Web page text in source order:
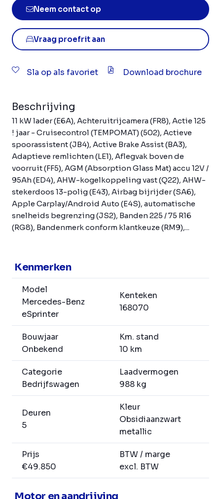
Neem contact op
Vraag proefrit aan
Sla op als favoriet Download brochure
Beschrijving
11 kW lader (E6A), Achteruitrijcamera (FR8), Actie 125
! jaar - Cruisecontrol (TEMPOMAT) (502), Actieve
spoorassistent (JB4), Active Brake Assist (BA3),
Adaptieve remlichten (LE1), Aflegvak boven de
voorruit (FF5), AGM (Absorption Glass Mat) accu 12V /
95Ah (ED4), AHW-kogelkoppeling vast (Q22), AHW-
stekerdoos 13-polig (E43), Airbag bijrijder (SA6),
Apple Carplay/Android Auto (E4S), automatische
snelheids begrenzing (JS2), Banden 225 / 75 R16
(RG8), Bandenmerk conform klantkeuze (RM9),...
Kenmerken
Model
Mercedes-Benz
eSprinter
Kenteken
168070
Bouwjaar
Onbekend
Km. stand
10 km
Categorie
Bedrijfswagen
Laadvermogen
988 kg
Deuren
5
Kleur
Obsidiaanzwart
metallic
Prijs
€49.850
BTW / marge
excl. BTW
Motor en aandrijving